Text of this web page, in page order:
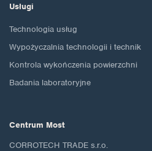
Usługi
Technologia usług
Wypożyczalnia technologii i technik
Kontrola wykończenia powierzchni
Badania laboratoryjne
Centrum Most
CORROTECH TRADE s.r.o.